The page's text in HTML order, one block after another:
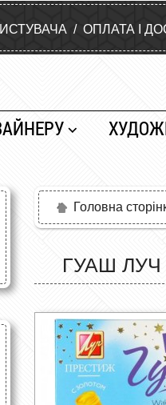
/ ОПЛАТА І
Головна
ГУАШ